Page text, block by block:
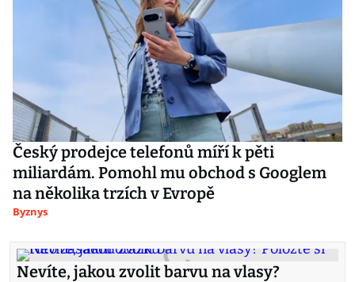
Český prodejce telefonů míří k pěti
miliardám. Pomohl mu obchod s Googlem
na několika trzích v Evropě
Byznys
Nevíte, jakou zvolit barvu na vlasy?